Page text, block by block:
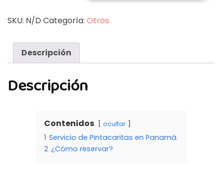
SKU: N/D Categoría: Otros
Descripción
Descripción
Contenidos ocultar
1 Servicio de Pintacaritas en Panamá.
2 ¿Cómo reservar?